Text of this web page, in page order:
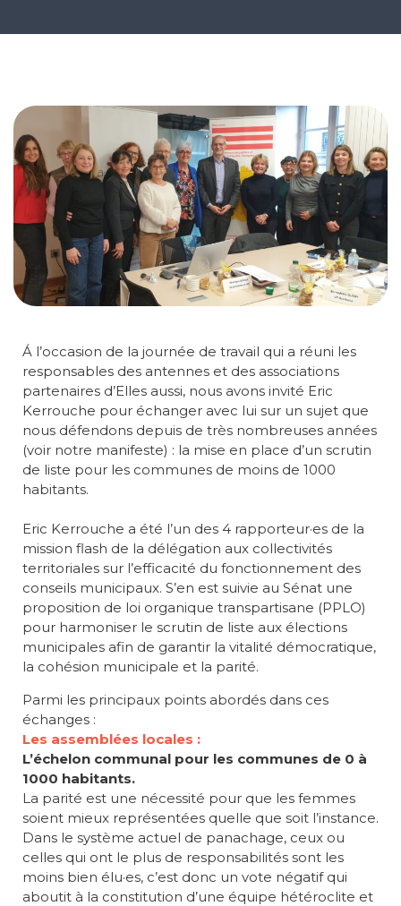
Á l’occasion de la journée de travail qui a réuni les
responsables des antennes et des associations
partenaires d’Elles aussi, nous avons invité Eric
Kerrouche pour échanger avec lui sur un sujet que
nous défendons depuis de très nombreuses années
(voir notre manifeste) : la mise en place d’un scrutin
de liste pour les communes de moins de 1000
habitants.
Eric Kerrouche a été l’un des 4 rapporteur·es de la
mission flash de la délégation aux collectivités
territoriales sur l’efficacité du fonctionnement des
conseils municipaux. S’en est suivie au Sénat une
proposition de loi organique transpartisane (PPLO)
pour harmoniser le scrutin de liste aux élections
municipales afin de garantir la vitalité démocratique,
la cohésion municipale et la parité.
Parmi les principaux points abordés dans ces
échanges :
Les assemblées locales :
L’échelon communal pour les communes de 0 à
1000 habitants.
La parité est une nécessité pour que les femmes
soient mieux représentées quelle que soit l’instance.
Dans le système actuel de panachage, ceux ou
celles qui ont le plus de responsabilités sont les
moins bien élu·es, c’est donc un vote négatif qui
aboutit à la constitution d’une équipe hétéroclite et